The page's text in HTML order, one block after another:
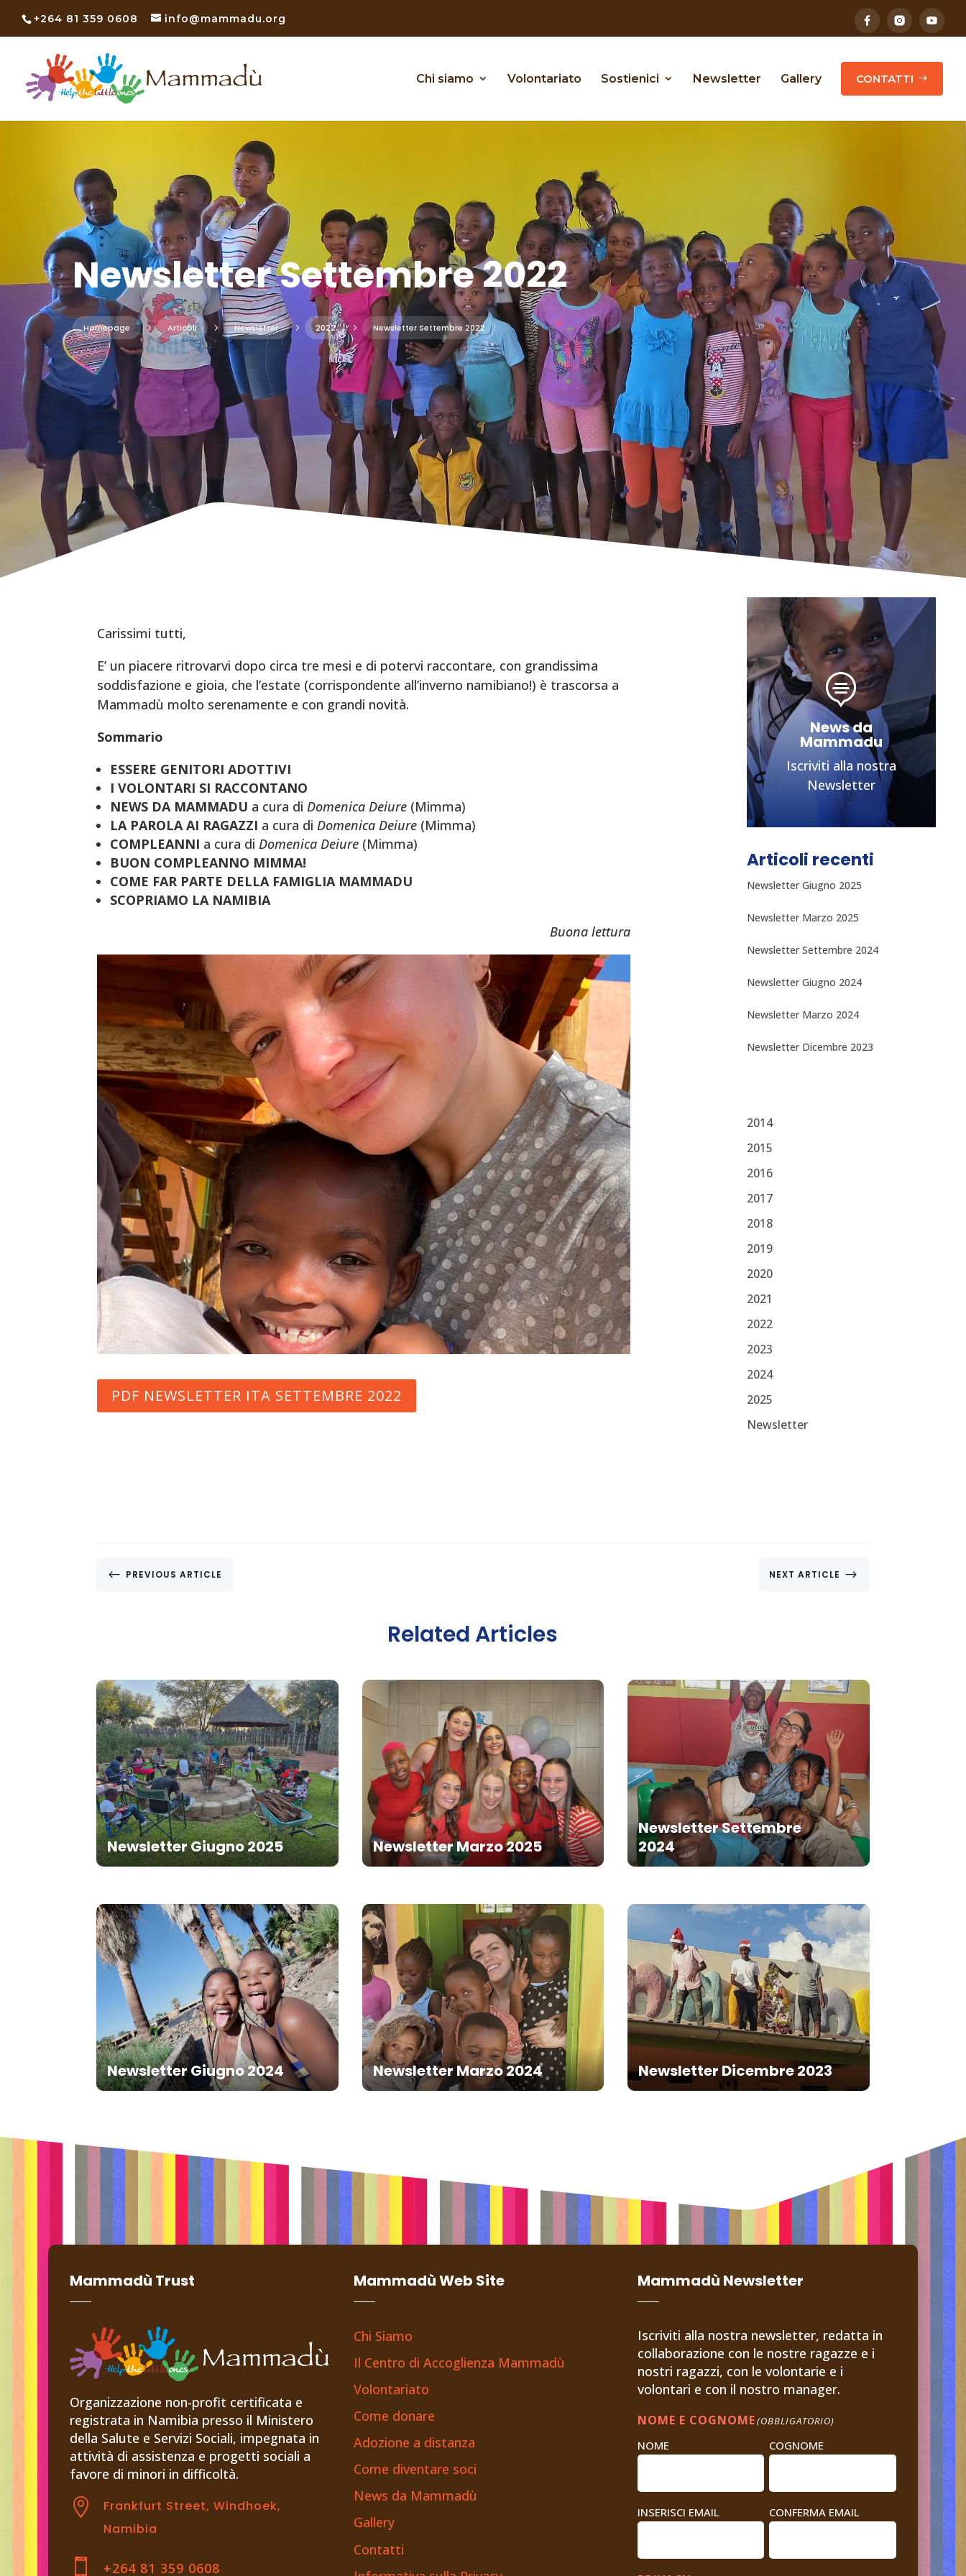
+264 81 359 0608 info@mammadu.org
Chi siamo Volontariato Sostienici Newsletter Gallery CONTATTI
Newsletter Settembre 2022
Homepage 5 Articoli 5 Newsletter 5 2022 5 Newsletter Settembre 2022
Carissimi tutti,
E’ un piacere ritrovarvi dopo circa tre mesi e di potervi raccontare, con grandissima
soddisfazione e gioia, che l’estate (corrispondente all’inverno namibiano!) è trascorsa a
Mammadù molto serenamente e con grandi novità.
Sommario
ESSERE GENITORI ADOTTIVI
I VOLONTARI SI RACCONTANO
NEWS DA MAMMADU a cura di Domenica Deiure(Mimma)
LA PAROLA AI RAGAZZI a cura di Domenica Deiure(Mimma)
COMPLEANNI a cura di Domenica Deiure(Mimma)
BUON COMPLEANNO MIMMA!
COME FAR PARTE DELLA FAMIGLIA MAMMADU
SCOPRIAMO LA NAMIBIA
Buona lettura
PDF NEWSLETTER ITA SETTEMBRE 2022

News da
Mammadu
Iscriviti alla nostra
Newsletter
Newsletter & Blog
Aggiornamenti sulle
NEWSLETTER
Articoli recenti
Newsletter Giugno 2025
Newsletter Marzo 2025
Newsletter Settembre 2024
Newsletter Giugno 2024
Newsletter Marzo 2024
Newsletter Dicembre 2023
2014
2015
2016
2017
2018
2019
2020
2021
2022
2023
2024
2025
Newsletter
# PREVIOUS ARTICLE NEXT ARTICLE $
Related Articles
Newsletter Giugno 2025 Newsletter Marzo 2025
Newsletter Settembre
2024
Newsletter Giugno 2024 Newsletter Marzo 2024 Newsletter Dicembre 2023
Mammadù Trust
Organizzazione non-profit certificata e
registrata in Namibia presso il Ministero
della Salute e Servizi Sociali, impegnata in
attività di assistenza e progetti sociali a
favore di minori in difficoltà.

Frankfurt Street, Windhoek,
Namibia
 +264 81 359 0608
Mammadù Web Site
Chi Siamo
Il Centro di Accoglienza Mammadù
Volontariato
Come donare
Adozione a distanza
Come diventare soci
News da Mammadù
Gallery
Contatti
Mammadù Newsletter
Iscriviti alla nostra newsletter, redatta in
collaborazione con le nostre ragazze e i
nostri ragazzi, con le volontarie e i
volontari e con il nostro manager.
NOME E COGNOME(OBBLIGATORIO)
NOME COGNOME
EMAIL(OBBLIGATORIO)
INSERISCI EMAIL CONFERMA EMAIL